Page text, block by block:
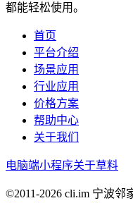
都能轻松使用。
首页
平台介绍
场景应用
行业应用
价格方案
帮助中心
关于我们
电脑端小程序关于草料
©2011-2026 cli.im 宁波邻